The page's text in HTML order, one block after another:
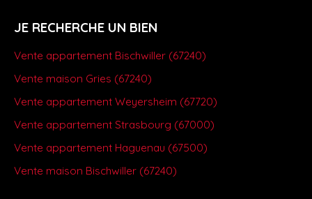
JE RECHERCHE UN BIEN
Vente appartement Bischwiller (67240)
Vente maison Gries (67240)
Vente appartement Weyersheim (67720)
Vente appartement Strasbourg (67000)
Vente appartement Haguenau (67500)
Vente maison Bischwiller (67240)